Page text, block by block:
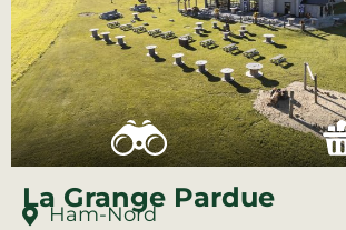
La Grange Pardue
Ham-Nord